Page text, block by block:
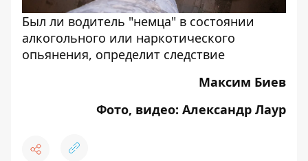
Был ли водитель "немца" в состоянии
алкогольного или наркотического
опьянения, определит следствие
Максим Биев
Фото, видео: Александр Лаур